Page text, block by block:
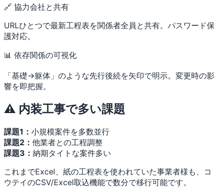
🔗 協力会社と共有
URLひとつで最新工程表を関係者全員と共有。パスワード保
護対応。
📊 依存関係の可視化
「基礎→躯体」のような先行後続を矢印で明示。変更時の影
響を即把握。
⚠️ 内装工事で多い課題
課題1： 小規模案件を多数並行
課題2： 他業者との工程調整
課題3： 納期タイトな案件多い
これまでExcel、紙の工程表を使われていた事業者様も、コ
ウテイのCSV/Excel取込機能で数分で移行可能です。